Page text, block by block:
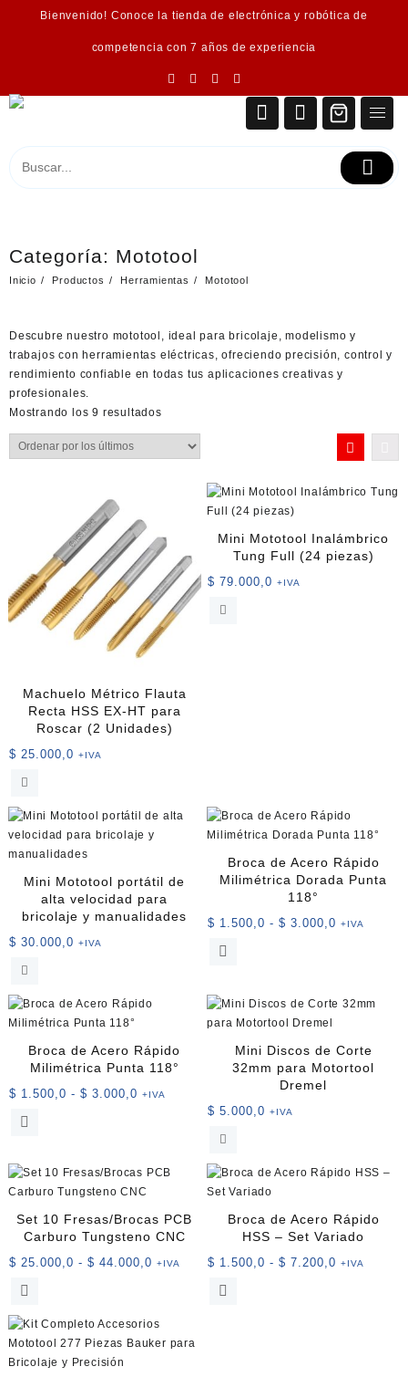
Bienvenido! Conoce la tienda de electrónica y robótica de
competencia con 7 años de experiencia
Categoría: Mototool
Inicio Productos Herramientas Mototool
Descubre nuestro mototool , ideal para bricolaje, modelismo y
trabajos con herramientas eléctricas, ofreciendo precisión, control y
rendimiento confiable en todas tus aplicaciones creativas y
profesionales.
Mostrando los 9 resultadosOrdenado
por
Machuelo Métrico Flauta
Recta HSS EX-HT para
Roscar (2 Unidades)
$ 25.000,0 +IVA
Mini Mototool Inalámbrico
Tung Full (24 piezas)
$ 79.000,0 +IVA
Mini Mototool portátil de
alta velocidad para
bricolaje y manualidades
$ 30.000,0 +IVA
Broca de Acero Rápido
Milimétrica Dorada Punta
118°
$ 1.500,0 - $ 3.000,0 Rango
$ 1.500,0
+IVA
Este
múltiples
variantes.
opciones
elegir
en
página
de
producto
Broca de Acero Rápido
Milimétrica Punta 118°
$ 1.500,0 - $ 3.000,0 Rango
$ 1.500,0
hasta
+IVA
Este
múltiples
variantes.
Las
opciones
pueden
elegir
la
página
de
Mini Discos de Corte
32mm para Motortool
Dremel
$ 5.000,0 +IVA
Set 10 Fresas/Brocas PCB
Carburo Tungsteno CNC
$ 25.000,0 - $ 44.000,0 Rango
desde
$ 25.000,0
+IVA
Este
tiene
múltiples
variantes.
Broca de Acero Rápido
HSS – Set Variado
$ 1.500,0 - $ 7.200,0 Rango
+IVA
Este